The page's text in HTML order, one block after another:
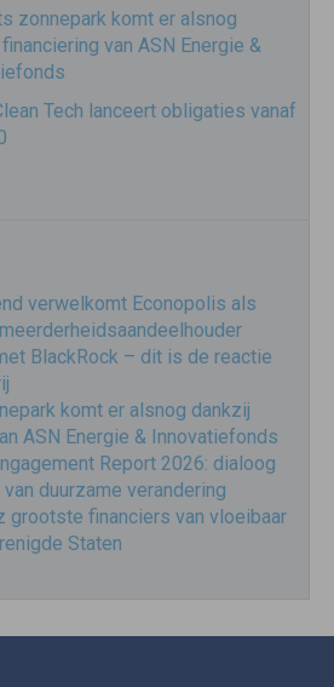
zonnepark komt er alsnog
van ASN Energie &
Tech lanceert obligaties vanaf
verwelkomt Econopolis als
BlackRock – dit is de reactie
komt er alsnog dankzij
ASN Energie & Innovatiefonds
Report 2026: dialoog
duurzame verandering
grootste financiers van vloeibaar
Staten